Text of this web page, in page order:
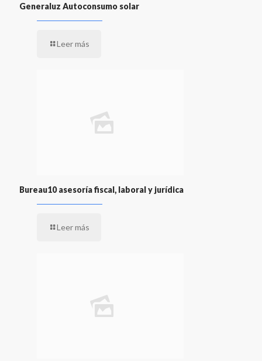
Generaluz Autoconsumo solar
Leer más
Bureau10 asesoría fiscal, laboral y jurídica
Leer más